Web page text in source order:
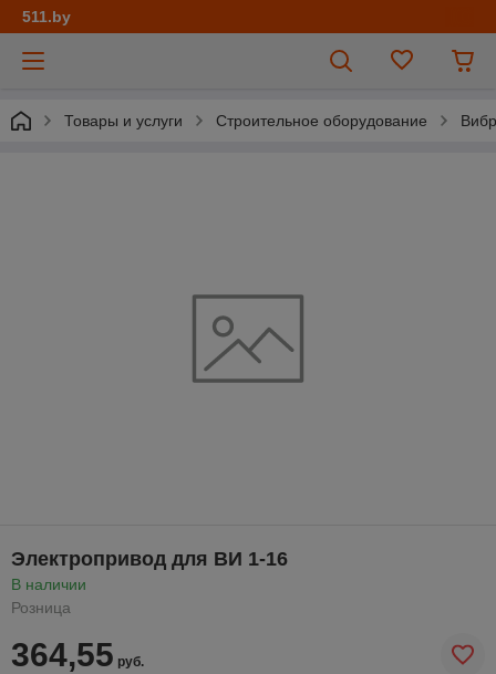
511.by
Товары и услуги Строительное оборудование
Электропривод для ВИ 1-16
В наличии
Розница
364,55 руб.